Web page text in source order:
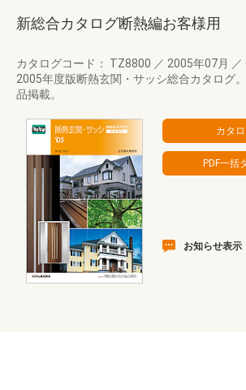
新総合カタログ断熱編お客様用
カタログコード： TZ8800 ／ 2005年07月 ／
2005年度版断熱玄関・サッシ総合カタログ
品掲載。
お知らせ表示